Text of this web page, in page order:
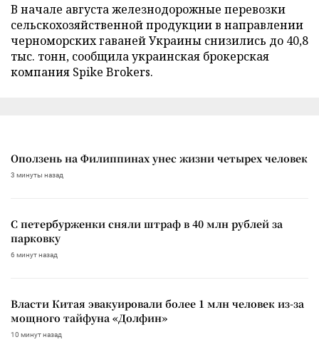
В начале августа железнодорожные перевозки
сельскохозяйственной продукции в направлении
черноморских гаваней Украины снизились до 40,8
тыс. тонн, сообщила украинская брокерская
компания Spike Brokers.
Оползень на Филиппинах унес жизни четырех человек
3 минуты назад
С петербурженки сняли штраф в 40 млн рублей за
парковку
6 минут назад
Власти Китая эвакуировали более 1 млн человек из-за
мощного тайфуна «Долфин»
10 минут назад